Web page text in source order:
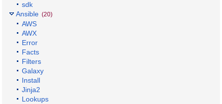
sdk
Ansible (20)
AWS
AWX
Error
Facts
Filters
Galaxy
Install
Jinja2
Lookups